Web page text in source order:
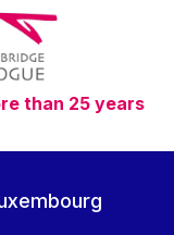
than 25 years